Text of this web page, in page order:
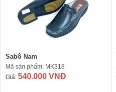
Sabô Nam
Mã sản phẩm: MK318
Giá: 540.000 VNĐ